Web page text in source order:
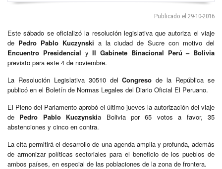
Publicado el 29-10-2016
Este sábado se oficializó la resolución legislativa que autoriza el viaje
de Pedro Pablo Kuczynski a la ciudad de Sucre con motivo del
Encuentro Presidencial yII Gabinete Binacional Perú – Bolivia
previsto para este 4 de noviembre.
La Resolución Legislativa 30510 delCongreso de la República se
publicó en el Boletín de Normas Legales del Diario Oficial El Peruano.
El Pleno del Parlamento aprobó el último jueves la autorización del viaje
de Pedro Pablo Kuczynskia Bolivia por 65 votos a favor, 35
abstenciones y cinco en contra.
La cita permitirá el desarrollo de una agenda amplia y profunda, además
de armonizar políticas sectoriales para el beneficio de los pueblos de
ambos países, en especial de las poblaciones de la zona de frontera.